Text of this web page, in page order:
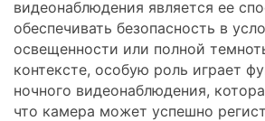
видеонаблюдения является ее
обеспечивать безопасность в
освещенности или полной
контексте, особую роль играет
ночного видеонаблюдения,
что камера может успешно